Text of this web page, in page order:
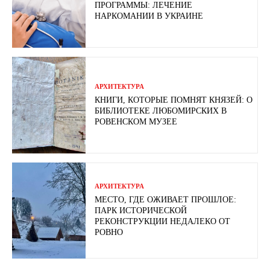
ПРОГРАММЫ: ЛЕЧЕНИЕ
НАРКОМАНИИ В УКРАИНЕ
АРХИТЕКТУРА
КНИГИ, КОТОРЫЕ ПОМНЯТ КНЯЗЕЙ: О
БИБЛИОТЕКЕ ЛЮБОМИРСКИХ В
РОВЕНСКОМ МУЗЕЕ
АРХИТЕКТУРА
МЕСТО, ГДЕ ОЖИВАЕТ ПРОШЛОЕ:
ПАРК ИСТОРИЧЕСКОЙ
РЕКОНСТРУКЦИИ НЕДАЛЕКО ОТ
РОВНО